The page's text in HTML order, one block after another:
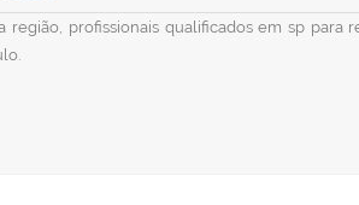
região, profissionais qualificados em sp